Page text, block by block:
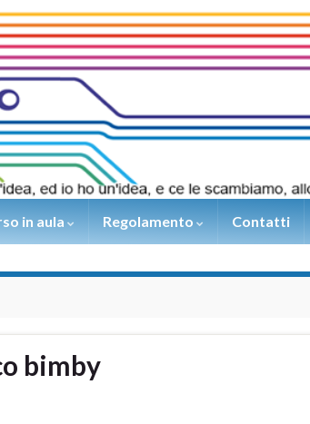
in aula Regolamento Contatti
bimby